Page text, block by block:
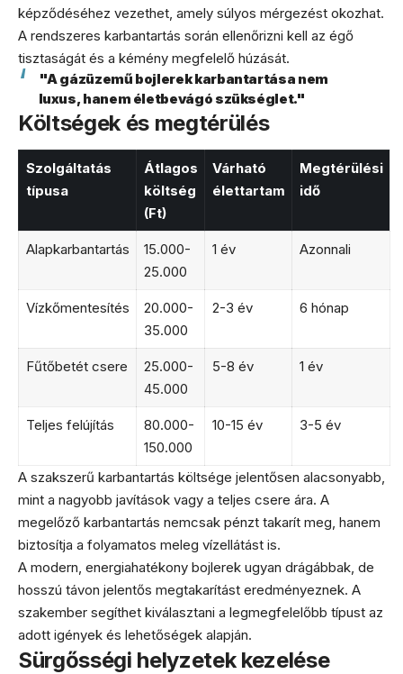
képződéséhez vezethet, amely súlyos mérgezést okozhat.
A rendszeres karbantartás során ellenőrizni kell az égő
tisztaságát és a kémény megfelelő húzását.
"A gázüzemű bojlerek karbantartása nem
luxus, hanem életbevágó szükséglet."
Költségek és megtérülés
Szolgáltatás
típusa
Átlagos
költség
(Ft)
Várható
élettartam
Megtérülési
idő
Alapkarbantartás
15.000-
25.000
1 év Azonnali
Vízkőmentesítés
20.000-
35.000
2-3 év 6 hónap
Fűtőbetét csere
25.000-
45.000
5-8 év 1 év
Teljes felújítás
80.000-
150.000
10-15 év 3-5 év
A szakszerű karbantartás költsége jelentősen alacsonyabb,
mint a nagyobb javítások vagy a teljes csere ára. A
megelőző karbantartás nemcsak pénzt takarít meg, hanem
biztosítja a folyamatos meleg vízellátást is.
A modern, energiahatékony bojlerek ugyan drágábbak, de
hosszú távon jelentős megtakarítást eredményeznek. A
szakember segíthet kiválasztani a legmegfelelőbb típust az
adott igények és lehetőségek alapján.
Sürgősségi helyzetek kezelése